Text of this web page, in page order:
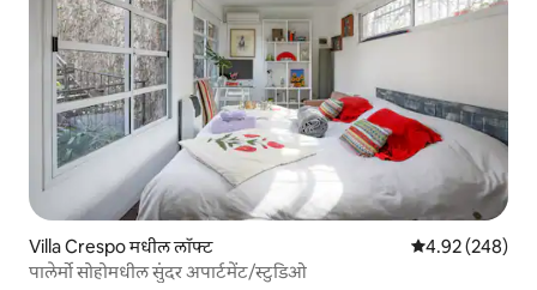
Villa Crespo मधील लॉफ्ट 5 पैकी 4.92
4.92 (248)
पालेर्मो सोहोमधील सुंदर अपार्टमेंट/स्टुडिओ